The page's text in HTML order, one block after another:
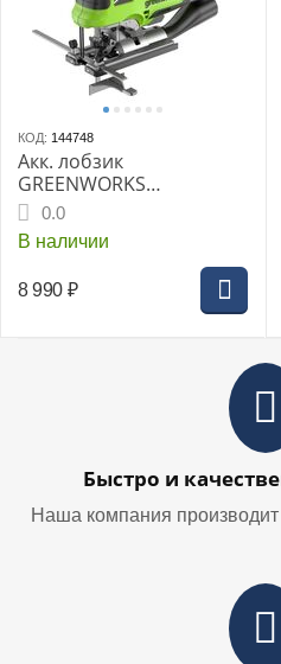
КОД: 144748
Акк. лобзик
GREENWORKS
GD24JS120, б/щет, 120
мм, 0-3500 об/мин, 4-ст.
маятник, LED, 1х2 Ач, ЗУ,
0.0
В наличии
8 990 ₽
Быстро и
Наша компания производит